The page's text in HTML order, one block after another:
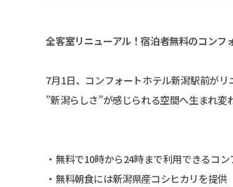
全客室リニューアル！宿泊者無料のコンフ
7月1日、コンフォートホテル新潟駅前がリ
”新潟らしさ”が感じられる空間へ生まれ変
・無料で10時から24時まで利用できるコ
・無料朝食には新潟県産コシヒカリを提供